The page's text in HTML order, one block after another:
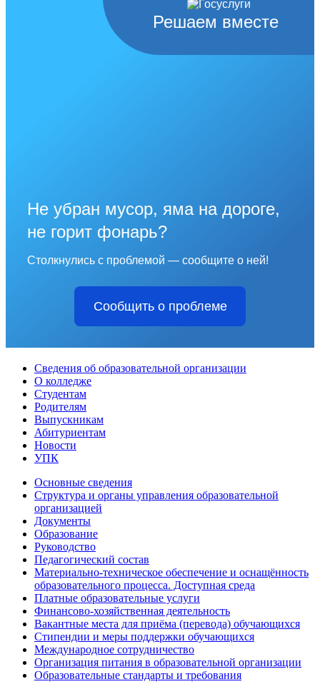
Решаем вместе
Не убран мусор, яма на дороге,
не горит фонарь?
Столкнулись с проблемой — сообщите о ней!
Сообщить о проблеме
Сведения об образовательной организации
О колледже
Студентам
Родителям
Выпускникам
Абитуриентам
Новости
УПК
Основные сведения
Структура и органы управления образовательной
организацией
Документы
Образование
Руководство
Педагогический состав
Материально-техническое обеспечение и оснащённость
образовательного процесса. Доступная среда
Платные образовательные услуги
Финансово-хозяйственная деятельность
Вакантные места для приёма (перевода) обучающихся
Стипендии и меры поддержки обучающихся
Международное сотрудничество
Организация питания в образовательной организации
Образовательные стандарты и требования